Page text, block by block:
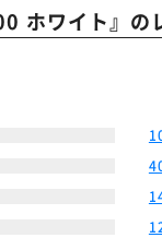
ホワイト』の